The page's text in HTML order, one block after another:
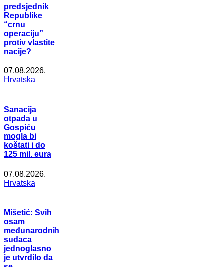
predsjednik
Republike
“crnu
operaciju”
protiv vlastite
nacije?
07.08.2026.
Hrvatska
Sanacija
otpada u
Gospiću
mogla bi
koštati i do
125 mil. eura
07.08.2026.
Hrvatska
Mišetić: Svih
osam
međunarodnih
sudaca
jednoglasno
je utvrdilo da